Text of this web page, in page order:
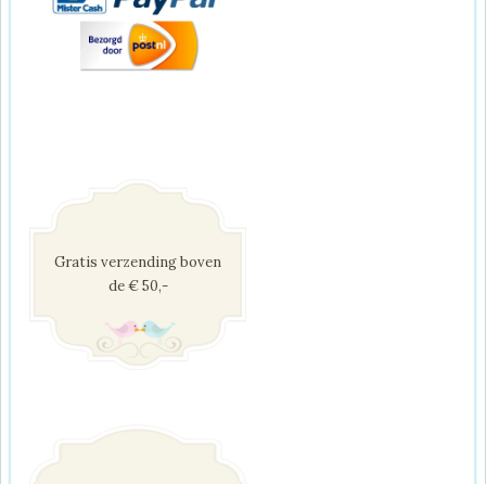
Gratis verzending boven
de € 50,-